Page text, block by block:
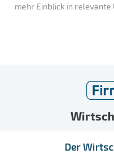
mehr Einblick in
Der